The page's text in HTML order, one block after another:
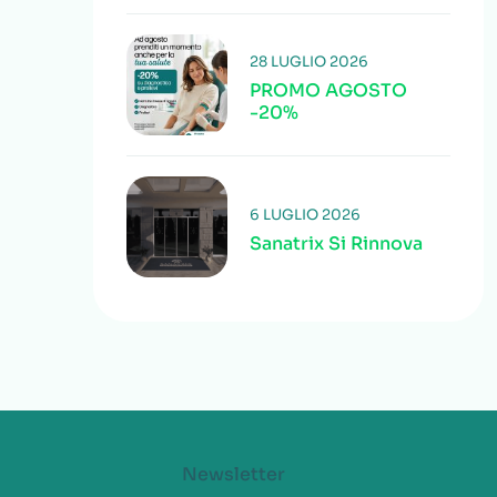
PROMO AGOSTO
-20%
28 LUGLIO 2026
Sanatrix Si Rinnova
6 LUGLIO 2026
Newsletter